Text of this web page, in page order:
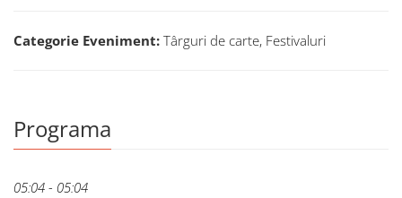
Categorie Eveniment: Târguri de carte, Festivaluri
Programa
05:04 - 05:04